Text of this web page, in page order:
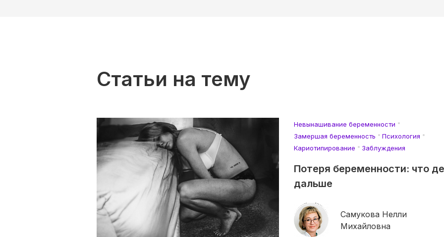
Статьи на тему
Невынашивание беременности
Замершая беременность
Психология
Кариотипирование
Заблуждения
Потеря беременности: что
дальше
Самукова Нелли
Михайловна